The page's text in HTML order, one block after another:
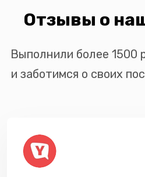
Отзывы о
Выполнили более 1500
и заботимся о своих